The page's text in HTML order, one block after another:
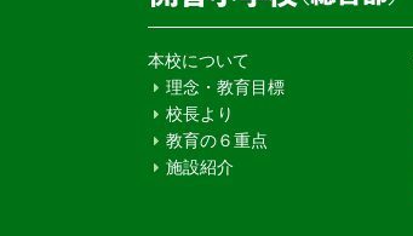
本校について
理念・教育目標
校長より
教育の６重点
施設紹介